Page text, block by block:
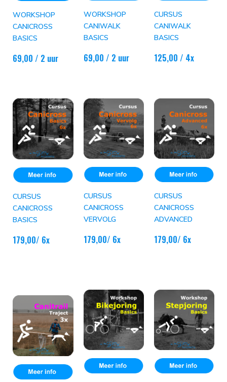
WORKSHOP
CANICROSS
BASICS
69,00 / 2 uur
WORKSHOP
CANIWALK
BASICS
69,00 / 2 uur
CURSUS
CANIWALK
BASICS
125,00 / 4x
CURSUS
CANICROSS
BASICS
179,00/ 6x
CURSUS
CANICROSS
VERVOLG
179,00/ 6x
CURSUS
CANICROSS
ADVANCED
179,00/ 6x